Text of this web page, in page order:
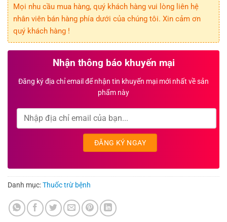
Mọi nhu cầu mua hàng, quý khách hàng vui lòng liên hệ
nhân viên bán hàng phía dưới của chúng tôi. Xin cảm ơn
quý khách hàng !
Nhận thông báo khuyến mại
Đăng ký địa chỉ email để nhận tin khuyến mại mới nhất về sản
phẩm này
Danh mục:Thuốc trừ bệnh